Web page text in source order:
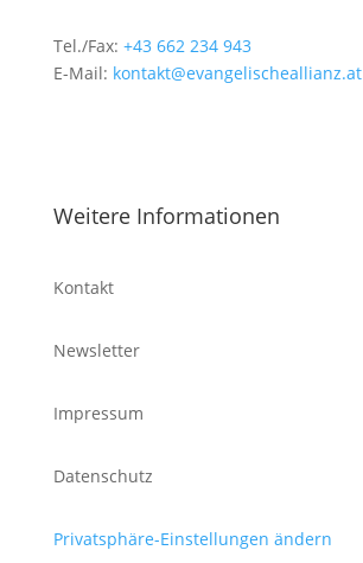
Tel./Fax: +43 662 234 943
E-Mail: kontakt@evangelischeallianz.at
Weitere Informationen
Kontakt
Newsletter
Impressum
Datenschutz
Privatsphäre-Einstellungen ändern